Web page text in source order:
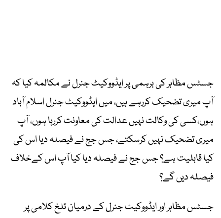
جسٹس مظاہر کی برہمی پر ایڈووکیٹ جنرل نے مکالمہ کیا کہ
آپ میری تضحیک کررہے ہیں، میں ایڈووکیٹ جنرل اسلام آباد
ہوں،کسی کی وکالت نہیں عدالت کی معاونت کررہا ہوں، آپ
میری تضحیک نہیں کرسکتے، جس جج نے فیصلہ دیا اس کی
کیا قابلیت ہے؟ جس جج نے فیصلہ دیا کیا آپ اس کےخلاف
فیصلہ دیں گے؟
جسٹس مظاہر اور ایڈووکیٹ جنرل کے درمیان تلخ کلامی پر